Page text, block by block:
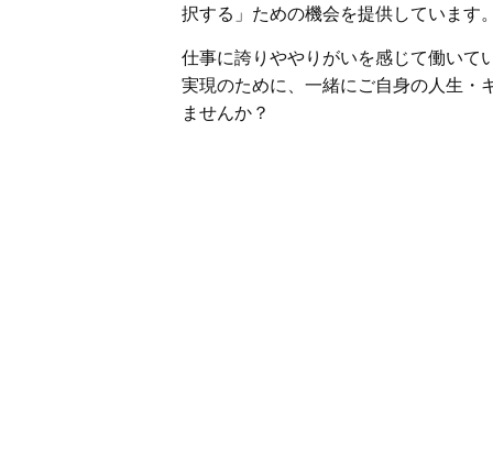
択する」ための機会を提供しています
仕事に誇りややりがいを感じて働いて
実現のために、一緒にご自身の人生・
ませんか？